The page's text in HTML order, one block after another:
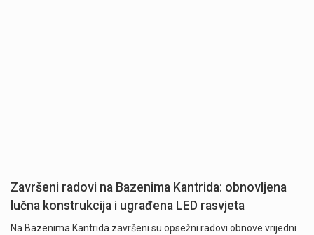
Završeni radovi na Bazenima Kantrida: obnovljena
lučna konstrukcija i ugrađena LED rasvjeta
Na Bazenima Kantrida završeni su opsežni radovi obnove vrijedni